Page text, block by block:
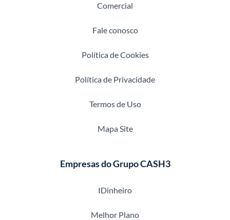
Comercial
Fale conosco
Política de Cookies
Política de Privacidade
Termos de Uso
Mapa Site
Empresas do Grupo CASH3
IDinheiro
Melhor Plano